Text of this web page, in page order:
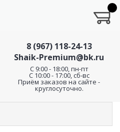
8 (967) 118-24-13
Shaik-Premium@bk.ru
C 9:00 - 18:00, пн-пт
С 10:00 - 17:00, сб-вс
Приём заказов на сайте -
круглосуточно.